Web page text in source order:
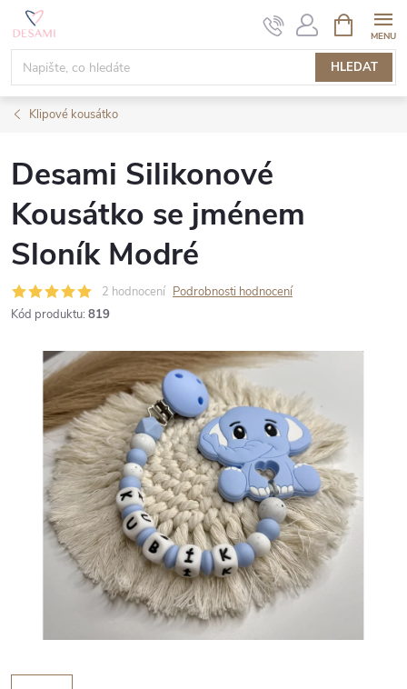
Přejít
obsah
HLEDAT
NÁKUPNÍ
KOŠÍK
Klipové kousátko
Desami Silikonové
Kousátko se jménem
Sloník Modré
2 hodnocení Podrobnosti hodnocení
Kód produktu: 819